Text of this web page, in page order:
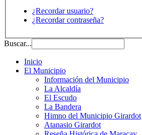
¿Recordar usuario?
¿Recordar contraseña?
Buscar...
Inicio
El Municipio
Información del Municipio
La Alcaldía
El Escudo
La Bandera
Himno del Municipio Girardot
Atanasio Girardot